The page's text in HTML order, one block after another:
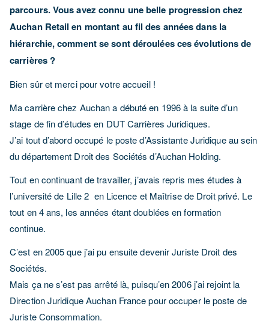
parcours. Vous avez connu une belle progression chez
Auchan Retail en montant au fil des années dans la
hiérarchie, comment se sont déroulées ces évolutions de
carrières ?
Bien sûr et merci pour votre accueil !
Ma carrière chez Auchan a débuté en 1996 à la suite d’un
stage de fin d’études en DUT Carrières Juridiques.
J’ai tout d’abord occupé le poste d’Assistante Juridique au sein
du département Droit des Sociétés d’Auchan Holding.
Tout en continuant de travailler, j’avais repris mes études à
l’université de Lille 2 en Licence et Maîtrise de Droit privé. Le
tout en 4 ans, les années étant doublées en formation
continue.
C’est en 2005 que j’ai pu ensuite devenir Juriste Droit des
Sociétés.
Mais ça ne s’est pas arrêté là, puisqu’en 2006 j’ai rejoint la
Direction Juridique Auchan France pour occuper le poste de
Juriste Consommation.